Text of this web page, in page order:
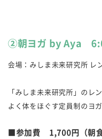
②朝ヨガ by Aya
会場：みしま未来研究所 レ
「みしま未来研究所」のレ
よく体をほぐす定員制のヨ
■参加費 1,700円（朝食